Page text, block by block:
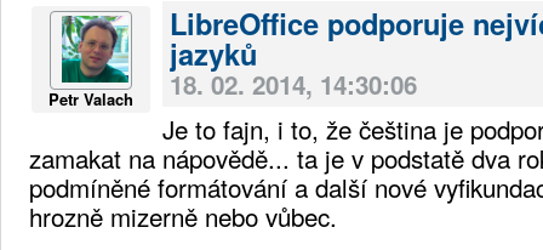
Petr Valach
LibreOffice podporuje
jazyků
18. 02. 2014, 14:30:06
Je to fajn, i to, že čeština je
zamakat na nápovědě... ta je v podstatě dva
podmíněné formátování a další nové
hrozně mizerně nebo vůbec.